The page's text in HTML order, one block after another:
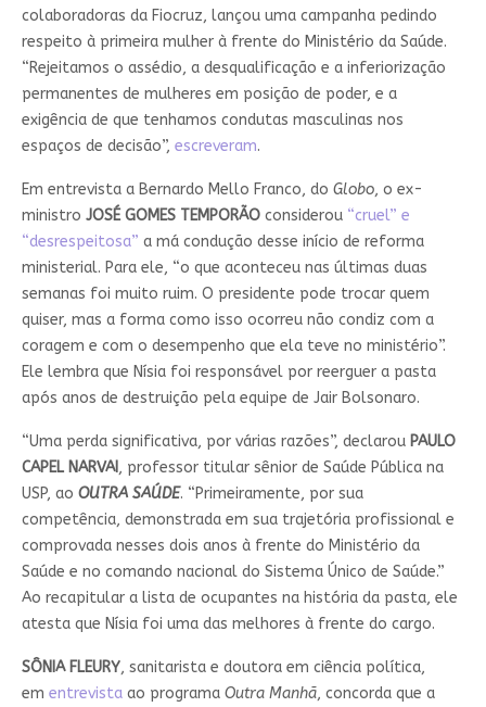
colaboradoras da Fiocruz, lançou uma campanha pedindo
respeito à primeira mulher à frente do Ministério da Saúde.
“Rejeitamos o assédio, a desqualificação e a inferiorização
permanentes de mulheres em posição de poder, e a
exigência de que tenhamos condutas masculinas nos
espaços de decisão”, escreveram.
Em entrevista a Bernardo Mello Franco, do Globo, o ex-
ministro JOSÉ GOMES TEMPORÃOconsiderou “cruel” e
“desrespeitosa” a má condução desse início de reforma
ministerial. Para ele, “o que aconteceu nas últimas duas
semanas foi muito ruim. O presidente pode trocar quem
quiser, mas a forma como isso ocorreu não condiz com a
coragem e com o desempenho que ela teve no ministério”.
Ele lembra que Nísia foi responsável por reerguer a pasta
após anos de destruição pela equipe de Jair Bolsonaro.
“Uma perda significativa, por várias razões”, declarou PAULO
CAPEL NARVAI, professor titular sênior de Saúde Pública na
USP, ao OUTRA SAÚDE. “Primeiramente, por sua
competência, demonstrada em sua trajetória profissional e
comprovada nesses dois anos à frente do Ministério da
Saúde e no comando nacional do Sistema Único de Saúde.”
Ao recapitular a lista de ocupantes na história da pasta, ele
atesta que Nísia foi uma das melhores à frente do cargo.
SÔNIA FLEURY, sanitarista e doutora em ciência política,
em entrevistaao programa Outra Manhã, concorda que a